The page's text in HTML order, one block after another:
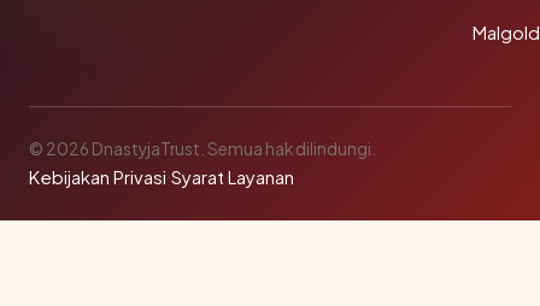
© 2026 DnastyjaTrust. Semua hak dilindungi.
Kebijakan Privasi·Syarat Layanan